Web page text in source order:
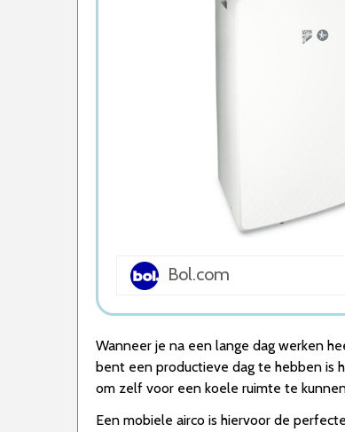
5. BluMill Smart Airco – Mobiele
6. Inventum AC905W – Mobiele
1. Carrier 51QPD012N7S –
4. Exquisit CM30752WE –
5. BluMill Smart Airco – Mobiele
6. Inventum AC905W – Mobiele
7. LG PA11WS Verrijdbare
8. Mobiele airco – Eden ED-7007
Conclusie
Bol.com
Wanneer je na een lange dag werken
bent een productieve dag te hebben is
om zelf voor een koele ruimte te
Een mobiele airco is hiervoor de